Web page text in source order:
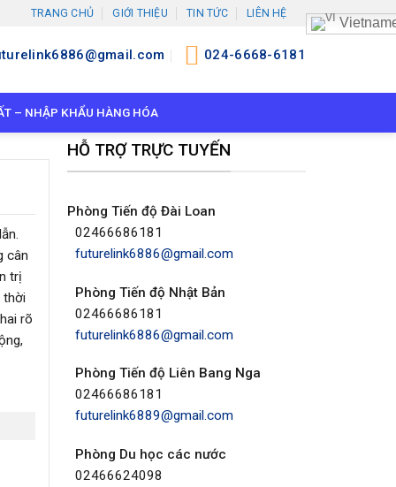
TRANG CHỦ GIỚI THIỆU TIN TỨC LIÊN HỆ
024-6668-6181
– NHẬP KHẨU HÀNG HÓA
cân
trị
thời
rõ
HỖ TRỢ TRỰC TUYẾN
Phòng Tiến độ Đài Loan
02466686181
futurelink6886@gmail.com
Phòng Tiến độ Nhật Bản
02466686181
futurelink6886@gmail.com
Phòng Tiến độ Liên Bang Nga
02466686181
futurelink6889@gmail.com
Phòng Du học các nước
02466624098